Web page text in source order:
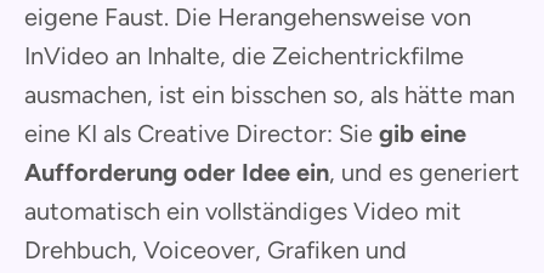
eigene Faust. Die Herangehensweise von
InVideo an Inhalte, die Zeichentrickfilme
ausmachen, ist ein bisschen so, als hätte man
eine KI als Creative Director: Sie gib eine
Aufforderung oder Idee ein, und es generiert
automatisch ein vollständiges Video mit
Drehbuch, Voiceover, Grafiken und